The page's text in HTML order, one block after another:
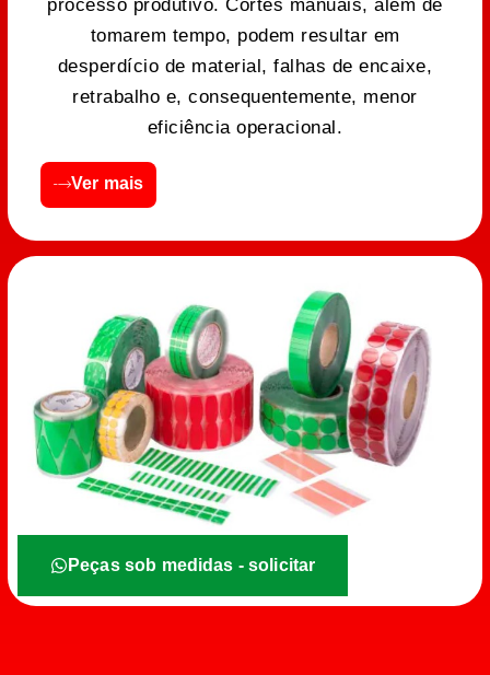
processo produtivo. Cortes manuais, além de
tomarem tempo, podem resultar em
desperdício de material, falhas de encaixe,
retrabalho e, consequentemente, menor
eficiência operacional.
Ver mais
Peças sob medidas - solicitar